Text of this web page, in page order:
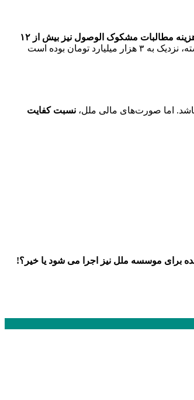
هزینه مطالبات مشکوک الوصول نیز بیش از ۱۲
هزینه شده است که نسبت به یک سال قبل تر، جهش خیره کننده ۴۴۶ درصدی دارد. همچنین هزینه‌های مالی در موسسه ملل طی سال گذشته، نزدیک به ۳ هزار میلیارد تومان بوده است
اما صورت‌های مالی ملل، نسبت کفایت
برای موسسه ملل نیز اجرا می شود یا خیر؟!